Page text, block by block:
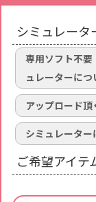
シミュレータ
専用ソフト不要
ュレーターにつ
アップロード
シミュレータ
ご希望アイテ